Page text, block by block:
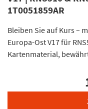
1T0051859AR
Bleiben Sie auf Kurs –
Europa-Ost V17 für
Kartenmaterial,